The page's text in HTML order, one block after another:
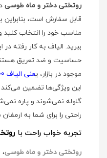
روتختی دختر و ماه طوسی
قابل سفارش است، بنابراین
مناسب خود را انتخاب کنید
ببرید. الیاف به کار رفته
حساسیت و ضد تعریق هستند
موجود در بازار، یعنی الیاف 300 گرمی استفاده شده است
این ویژگی‌ها تضمین
گلوله نمی‌شوند و پاره
راحتی را برای شما به
تجربه خواب راحت با
روتختی دختر و ماه طوسی